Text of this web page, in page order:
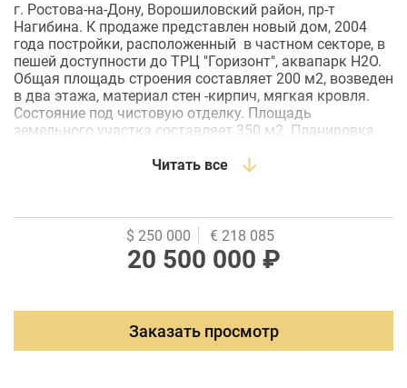
г. Ростова-на-Дону, Ворошиловский район, пр-т
Нагибина. К продаже представлен новый дом, 2004
года постройки, расположенный в частном секторе, в
пешей доступности до ТРЦ "Горизонт", аквапарк Н2О.
Общая площадь строения составляет 200 м2, возведен
в два этажа, материал стен -кирпич, мягкая кровля.
Состояние под чистовую отделку. Площадь
земельного участка составляет 350 м2. Планировка
гостиная, спальня. Второй этаж: холл, санузел, мастер
расположение, в непосредственной близости школа,
детский садик , супермаркеты, остановка
общественного транспорта.
Читать все
$ 250 000 € 218 085
20 500 000 ₽
Заказать просмотр